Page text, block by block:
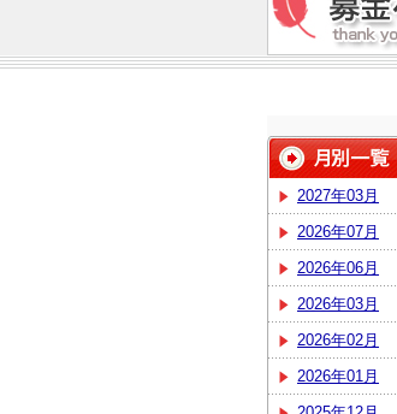
2027年03月
2026年07月
2026年06月
2026年03月
2026年02月
2026年01月